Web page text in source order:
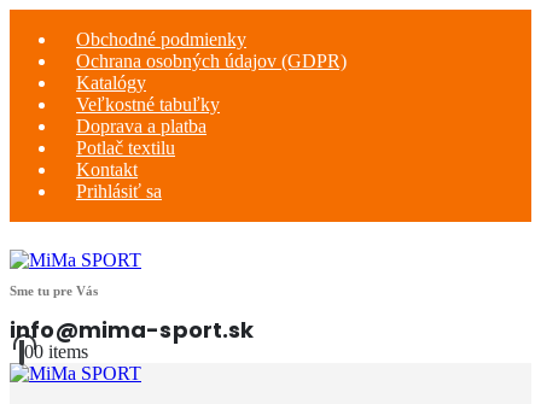
Obchodné podmienky
Ochrana osobných údajov (GDPR)
Katalógy
Veľkostné tabuľky
Doprava a platba
Potlač textilu
Kontakt
Prihlásiť sa
Sme tu pre Vás
info@mima-sport.sk
00 items